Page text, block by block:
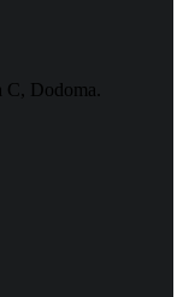
Dodoma.